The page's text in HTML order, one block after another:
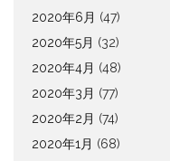
2020年6月 (47)
2020年5月 (32)
2020年4月 (48)
2020年3月 (77)
2020年2月 (74)
2020年1月 (68)